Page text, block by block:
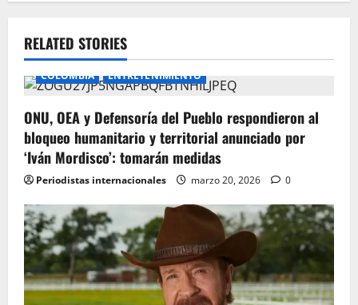
v
i
g
a
t
i
o
n
RELATED STORIES
COLOMBIA ENTRETENIMIENTO
ONU, OEA y Defensoría del Pueblo respondieron al
bloqueo humanitario y territorial anunciado por
‘Iván Mordisco’: tomarán medidas
Periodistas internacionales marzo 20, 2026 0